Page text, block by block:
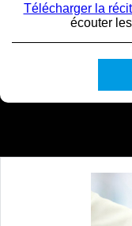
Télécharger la
écouter